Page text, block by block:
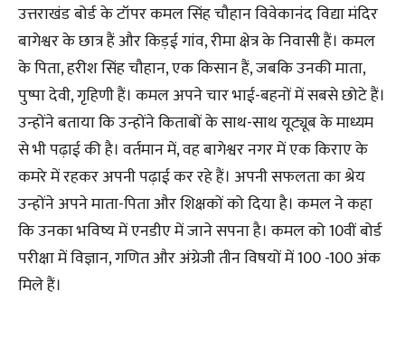
उत्तराखंड बोर्ड के टॉपर कमल सिंह चौहान विवेकानंद विद्या मंदिर
बागेश्वर के छात्र हैं और किड़ई गांव, रीमा क्षेत्र के निवासी हैं। कमल
के पिता, हरीश सिंह चौहान, एक किसान हैं, जबकि उनकी माता,
पुष्पा देवी, गृहिणी हैं। कमल अपने चार भाई-बहनों में सबसे छोटे हैं।
उन्होंने बताया कि उन्होंने किताबों के साथ-साथ यूट्यूब के माध्यम
से भी पढ़ाई की है। वर्तमान में, वह बागेश्वर नगर में एक किराए के
कमरे में रहकर अपनी पढ़ाई कर रहे हैं। अपनी सफलता का श्रेय
उन्होंने अपने माता-पिता और शिक्षकों को दिया है। कमल ने कहा
कि उनका भविष्य में एनडीए में जाने सपना है। कमल को 10वीं बोर्ड
परीक्षा में विज्ञान, गणित और अंग्रेजी तीन विषयों में 100 -100 अंक
मिले हैं।